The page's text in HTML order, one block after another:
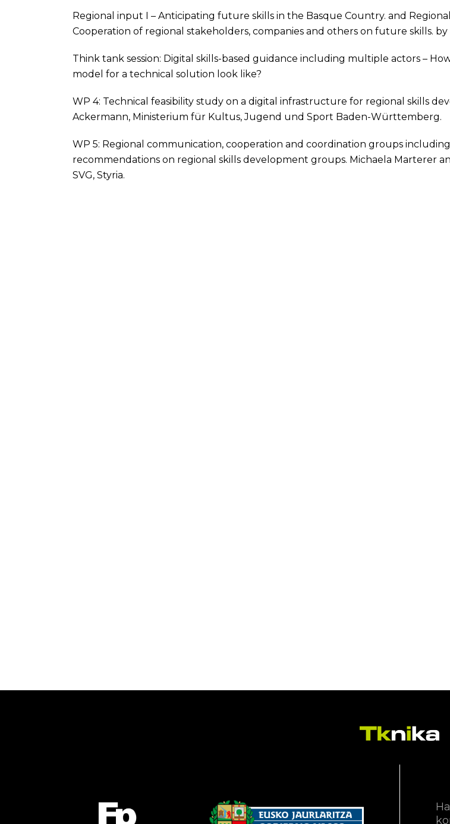
Regional input I – Anticipating future skills in the Basque Country. and
Cooperation of regional stakeholders, companies and others on future skills. by
Think tank session: Digital skills-based guidance including multiple actors –
model for a technical solution look like?
WP 4: Technical feasibility study on a digital infrastructure for regional skills
Ackermann, Ministerium für Kultus, Jugend und Sport Baden-Württemberg.
WP 5: Regional communication, cooperation and coordination groups
recommendations on regional skills development groups. Michaela Marterer
SVG, Styria.